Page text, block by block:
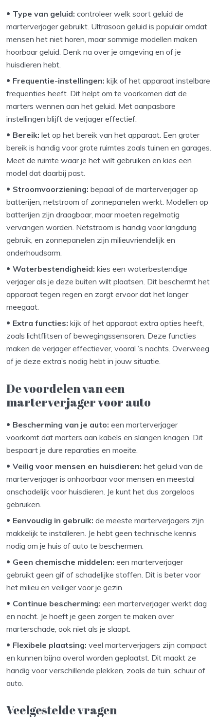
Type van geluid: controleer welk soort geluid de
marterverjager gebruikt. Ultrasoon geluid is populair omdat
mensen het niet horen, maar sommige modellen maken
hoorbaar geluid. Denk na over je omgeving en of je
huisdieren hebt.
Frequentie-instellingen: kijk of het apparaat instelbare
frequenties heeft. Dit helpt om te voorkomen dat de
marters wennen aan het geluid. Met aanpasbare
instellingen blijft de verjager effectief.
Bereik: let op het bereik van het apparaat. Een groter
bereik is handig voor grote ruimtes zoals tuinen en garages.
Meet de ruimte waar je het wilt gebruiken en kies een
model dat daarbij past.
Stroomvoorziening: bepaal of de marterverjager op
batterijen, netstroom of zonnepanelen werkt. Modellen op
batterijen zijn draagbaar, maar moeten regelmatig
vervangen worden. Netstroom is handig voor langdurig
gebruik, en zonnepanelen zijn milieuvriendelijk en
onderhoudsarm.
Waterbestendigheid:kies een waterbestendige
verjager als je deze buiten wilt plaatsen. Dit beschermt het
apparaat tegen regen en zorgt ervoor dat het langer
meegaat.
Extra functies: kijk of het apparaat extra opties heeft,
zoals lichtflitsen of bewegingssensoren. Deze functies
maken de verjager effectiever, vooral ’s nachts. Overweeg
of je deze extra’s nodig hebt in jouw situatie.
De voordelen van een
marterverjager voor auto
Bescherming van je auto: een marterverjager
voorkomt dat marters aan kabels en slangen knagen. Dit
bespaart je dure reparaties en moeite.
Veilig voor mensen en huisdieren: het geluid van de
marterverjager is onhoorbaar voor mensen en meestal
onschadelijk voor huisdieren. Je kunt het dus zorgeloos
gebruiken.
Eenvoudig in gebruik:de meeste marterverjagers zijn
makkelijk te installeren. Je hebt geen technische kennis
nodig om je huis of auto te beschermen.
Geen chemische middelen:een marterverjager
gebruikt geen gif of schadelijke stoffen. Dit is beter voor
het milieu en veiliger voor je gezin.
Continue bescherming: een marterverjager werkt dag
en nacht. Je hoeft je geen zorgen te maken over
marterschade, ook niet als je slaapt.
Flexibele plaatsing: veel marterverjagers zijn compact
en kunnen bijna overal worden geplaatst. Dit maakt ze
handig voor verschillende plekken, zoals de tuin, schuur of
auto.
Veelgestelde vragen